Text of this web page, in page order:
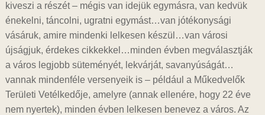
kiveszi a részét – mégis van idejük egymásra, van kedvük
énekelni, táncolni, ugratni egymást…van jótékonysági
vásáruk, amire mindenki lelkesen készül…van városi
újságjuk, érdekes cikkekkel…minden évben megválasztják
a város legjobb süteményét, lekvárját, savanyúságát…
vannak mindenféle versenyeik is – például a Műkedvelők
Területi Vetélkedője, amelyre (annak ellenére, hogy 22 éve
nem nyertek), minden évben lelkesen benevez a város. Az